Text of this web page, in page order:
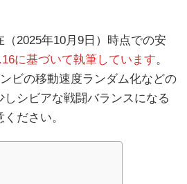
2025年10月9日）時点での安
に基づいて執筆しています。
ビの移動速度ランダム化などの
シビアな戦闘バランスになる
ださい。